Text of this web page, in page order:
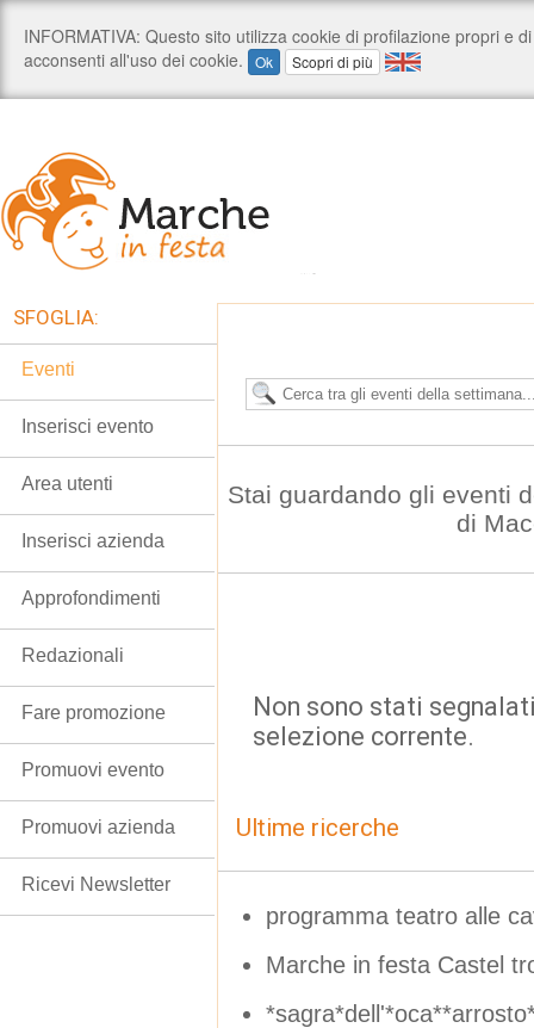
Stai guardando gli eventi
di
Non sono stati
selezione corrente.
Ultime ricerche
programma teatro alle
Marche in festa Castel
SFOGLIA:
Eventi
Inserisci evento
Area utenti
Inserisci azienda
Approfondimenti
Redazionali
Fare promozione
Promuovi evento
Promuovi azienda
Ricevi Newsletter